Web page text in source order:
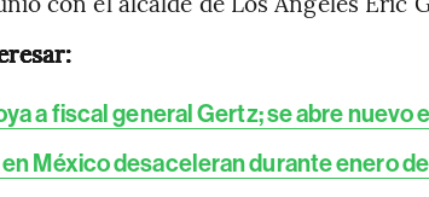
a fiscal general Gertz; se abre nuevo
México desaceleran durante enero